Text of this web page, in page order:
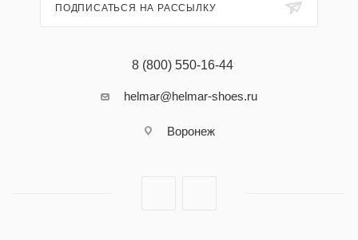
ПОДПИСАТЬСЯ НА РАССЫЛКУ
8 (800) 550-16-44
helmar@helmar-shoes.ru
Воронеж